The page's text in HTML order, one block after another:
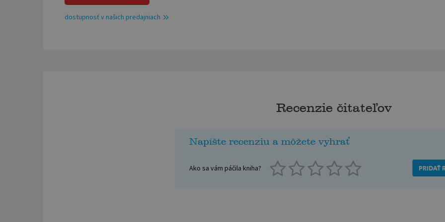
dostupnosť v našich predajniach
Recenzie čitateľov
Napíšte recenziu a môžete vyhrať
Ako sa vám páčila kniha? PRIDAŤ